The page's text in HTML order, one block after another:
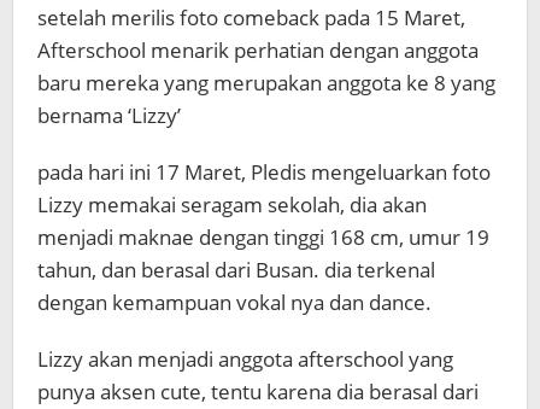
setelah merilis foto comeback pada 15 Maret,
Afterschool menarik perhatian dengan anggota
baru mereka yang merupakan anggota ke 8 yang
bernama ‘Lizzy’
pada hari ini 17 Maret, Pledis mengeluarkan foto
Lizzy memakai seragam sekolah, dia akan
menjadi maknae dengan tinggi 168 cm, umur 19
tahun, dan berasal dari Busan. dia terkenal
dengan kemampuan vokal nya dan dance.
Lizzy akan menjadi anggota afterschool yang
punya aksen cute, tentu karena dia berasal dari